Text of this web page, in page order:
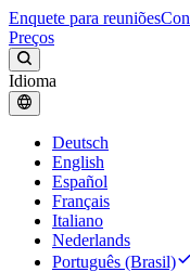
Enquete para reuniões
Preços
Idioma
Deutsch
English
Español
Français
Italiano
Nederlands
Português (Brasil)